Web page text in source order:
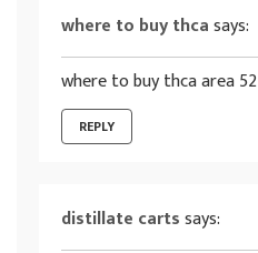
where to buy thcasays:
where to buy thca area 52
REPLY
distillate cartssays: